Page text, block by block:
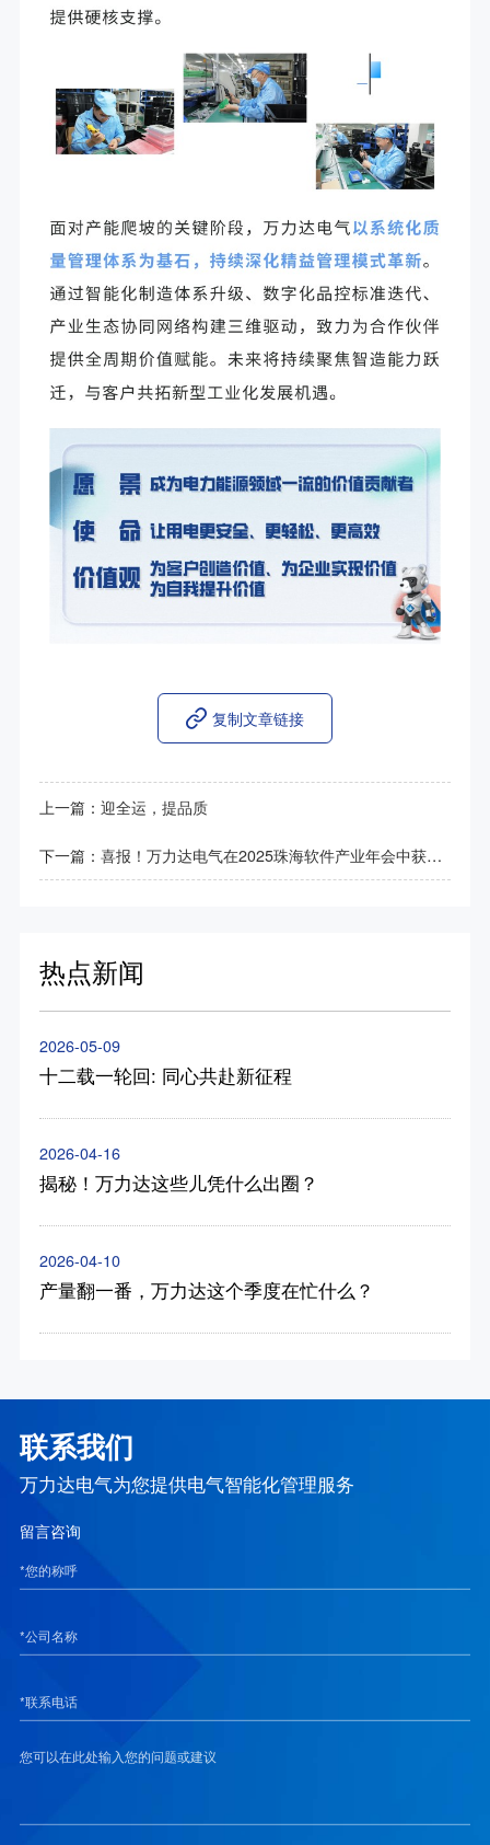
复制文章链接
上一篇： 迎全运，提品质
下一篇： 喜报！万力达电气在2025珠海软件产业年会中获多项荣誉
热点新闻
2026-05-09
十二载一轮回: 同心共赴新征程
2026-04-16
揭秘！万力达这些儿凭什么出圈？
2026-04-10
产量翻一番，万力达这个季度在忙什么？
联系我们
万力达电气为您提供电气智能化管理服务
留言咨询